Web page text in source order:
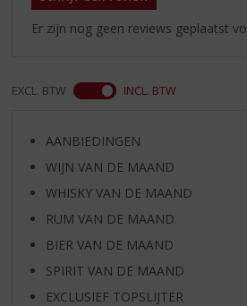
Er zijn nog geen reviews geplaatst
EXCL. BTW INCL. BTW
AANBIEDINGEN
WIJN VAN DE MAAND
WHISKY VAN DE MAAND
RUM VAN DE MAAND
BIER VAN DE MAAND
SPIRIT VAN DE MAAND
EXCLUSIEF TOPSLIJTER